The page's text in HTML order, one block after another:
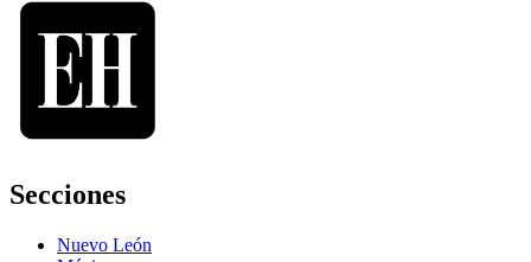
Secciones
Nuevo León